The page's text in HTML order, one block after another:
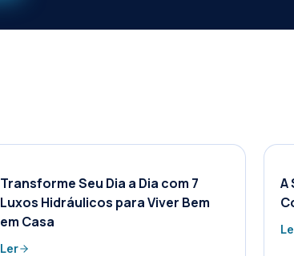
Transforme Seu Dia a Dia com 7
Luxos Hidráulicos para Viver Bem
em Casa
Ler
A